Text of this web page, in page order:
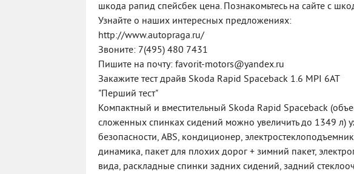
шкода рапид спейсбек цена. Познакомьтесь на сайте с
Узнайте о наших интересных предложениях:
http://www.autopraga.ru/
Звоните: 7(495) 480 7431
Пишите на почту: favorit-motors@yandex.ru
Закажите тест драйв Skoda Rapid Spaceback 1.6 MPI 6AT
"Перший тест"
Компактный и вместительный Skoda Rapid Spaceback
сложенных спинках сидений можно увеличить до 1349 л)
безопасности, ABS, кондиционер,
динамика, пакет для плохих дорог + зимний пакет,
вида, раскладные спинки задних сидений, задний